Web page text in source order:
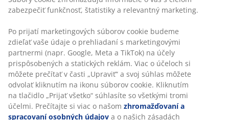
Návod na montáž
Špecifikácie
Hodnotenia
(5)
V JYSKu používame súbory cookie a mobilné identifikátory,
aby sme vám zabezpečili dobrú skúsenosť počas návštevy
našej webovej stránky. Súbory cookie zhromažďujú
informácie o vás s cieľom zabezpečiť funkčnosť, štatistiky a
relevantný marketing.
Po prijatí marketingových súborov cookie budeme zdieľať
vaše údaje o prehliadaní s marketingovými partnermi
(napr. Google, Meta a TikTok) na účely prispôsobených a
statických reklám. Viac o účeloch si môžete prečítať v časti
„Upraviť“ a svoj súhlas môžete odvolať kliknutím na ikonu